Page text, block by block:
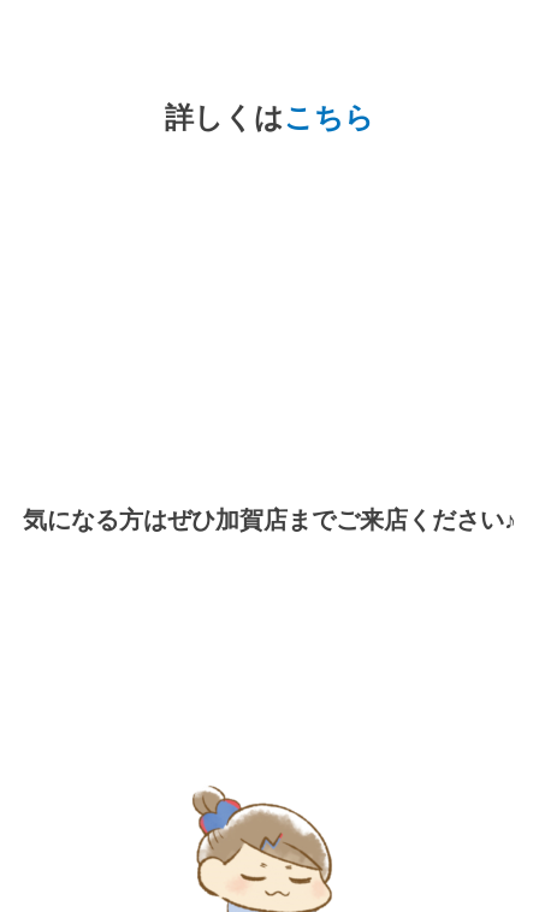
詳しくはこちら
気になる方はぜひ加賀店までご来店ください♪